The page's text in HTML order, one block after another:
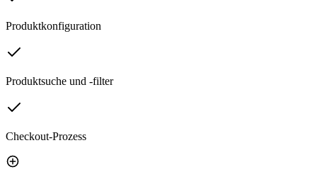
Produktkonfiguration
Produktsuche und -filter
Checkout-Prozess